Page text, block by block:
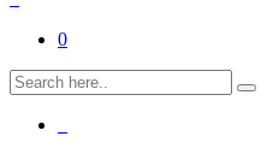
0